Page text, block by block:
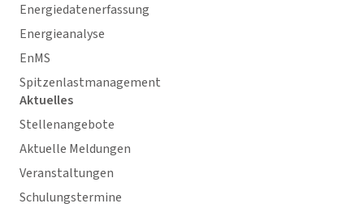
Energiedatenerfassung
Energieanalyse
EnMS
Spitzenlastmanagement
Aktuelles
Stellenangebote
Aktuelle Meldungen
Veranstaltungen
Schulungstermine